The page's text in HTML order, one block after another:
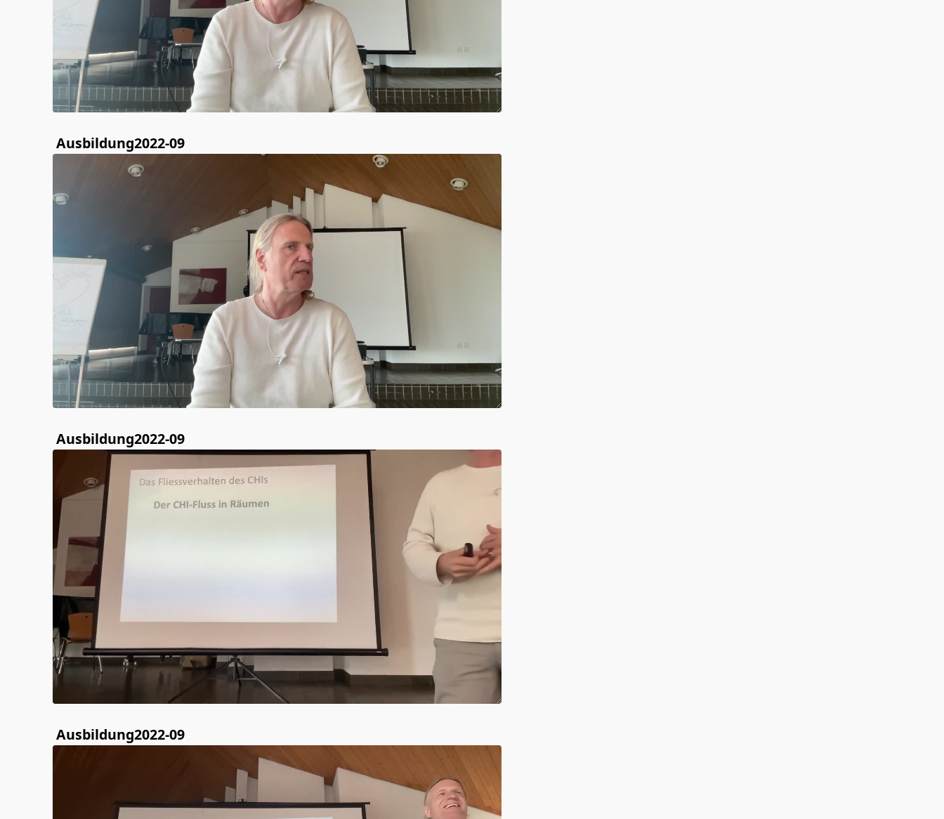
Ausbildung2022-09
Ausbildung2022-09
Ausbildung2022-09